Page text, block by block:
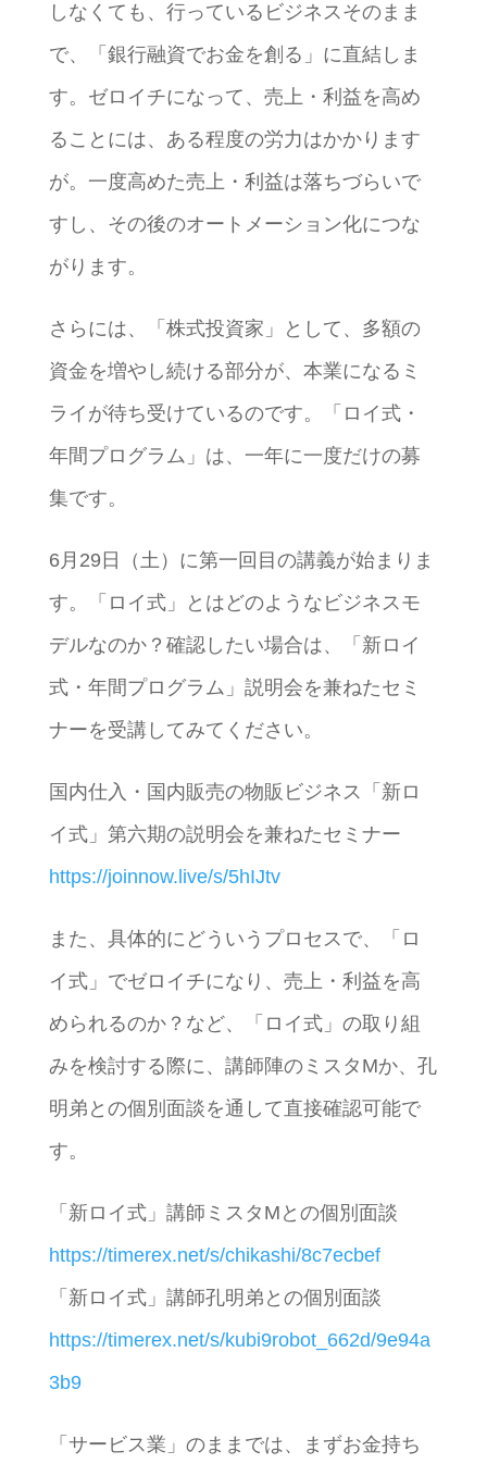
しなくても、行っているビジネスそのまま
で、「銀行融資でお金を創る」に直結しま
す。ゼロイチになって、売上・利益を高め
ることには、ある程度の労力はかかります
が。一度高めた売上・利益は落ちづらいで
すし、その後のオートメーション化につな
がります。
さらには、「株式投資家」として、多額の
資金を増やし続ける部分が、本業になるミ
ライが待ち受けているのです。「ロイ式・
年間プログラム」は、一年に一度だけの募
集です。
6月29日（土）に第一回目の講義が始まりま
す。「ロイ式」とはどのようなビジネスモ
デルなのか？確認したい場合は、「新ロイ
式・年間プログラム」説明会を兼ねたセミ
ナーを受講してみてください。
国内仕入・国内販売の物販ビジネス「新ロ
イ式」第六期の説明会を兼ねたセミナー
https://joinnow.live/s/5hIJtv
また、具体的にどういうプロセスで、「ロ
イ式」でゼロイチになり、売上・利益を高
められるのか？など、「ロイ式」の取り組
みを検討する際に、講師陣のミスタMか、孔
明弟との個別面談を通して直接確認可能で
す。
「新ロイ式」講師ミスタMとの個別面談
https://timerex.net/s/chikashi/8c7ecbef
「新ロイ式」講師孔明弟との個別面談
https://timerex.net/s/kubi9robot_662d/9e94a
3b9
「サービス業」のままでは、まずお金持ち